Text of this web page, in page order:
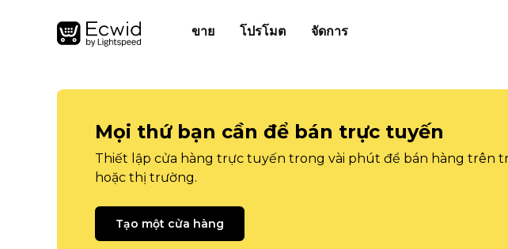
ขาย โปรโมต จัดการ
Mọi thứ bạn cần để bán trực tuyến
Thiết lập cửa hàng trực tuyến trong vài phút để bán hàng trên
hoặc thị trường.
Tạo một cửa hàng